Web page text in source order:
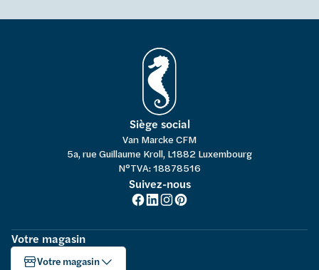
Siège social
Van Marcke CFM
5a, rue Guillaume Kroll, L1882 Luxembourg
N°TVA: 18878516
Suivez-nous
Votre magasin
Votre magasin